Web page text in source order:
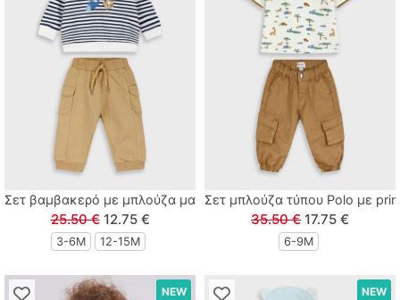
Σετ βαμβακερό με μπλούζα μαρινιέρα και cargo παντελόνι
25.50 € 12.75 €
3-6M 12-15Μ
Σετ μπλούζα τύπου Polo με
35.50 € 17.75 €
6-9M
NEW
NEW